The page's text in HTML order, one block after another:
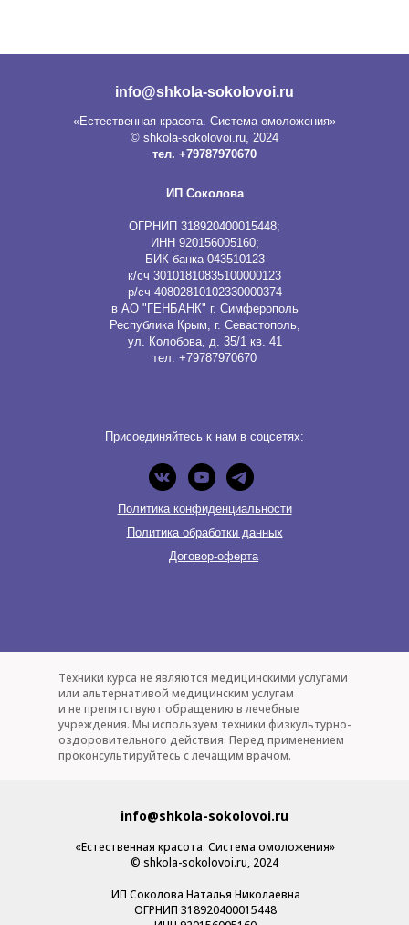
ИП Соколова
ОГРНИП 318920400015448;
ИНН 920156005160;
БИК банка 043510123
к/сч 30101810835100000123
р/сч 40802810102330000374
в АО "ГЕНБАНК" г. Симферополь
Республика Крым, г. Севастополь,
ул. Колобова, д. 35/1 кв. 41
тел. +79787970670
info@shkola-sokolovoi.ru
«Естественная красота. Система омоложения»
© shkola-sokolovoi.ru, 2024
тел. +79787970670
Присоединяйтесь к нам в соцсетях:
Политика конфиденциальности
Политика конфиденциальности
Политика обработки данных
Договор-оферта
Техники курса не являются медицинскими услугами
или альтернативой медицинским услугам
и не препятствуют обращению в лечебные
учреждения. Мы используем техники физкультурно-
оздоровительного действия. Перед применением
проконсультируйтесь с лечащим врачом.
ИП Соколова Наталья Николаевна
ОГРНИП 318920400015448
info@shkola-sokolovoi.ru
«Естественная красота. Система омоложения»
© shkola-sokolovoi.ru, 2024